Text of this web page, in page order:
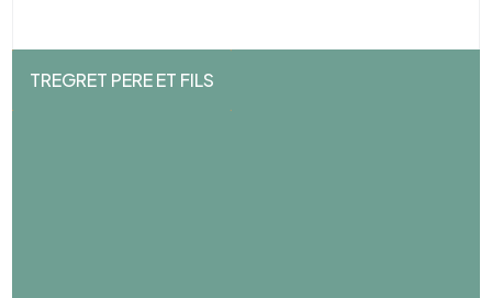
TREGRET PERE ET FILS